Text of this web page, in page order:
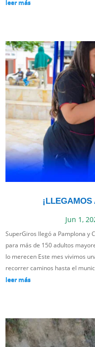
leer más
Jun 1,
SuperGiros llegó a Pamplona y
para más de 150 adultos
lo merecen Este mes vivimos
recorrer caminos hasta el
leer más